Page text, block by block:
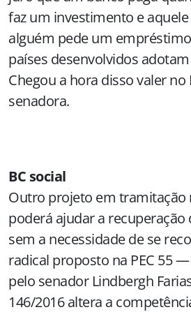
faz um investimento e
alguém pede um
países desenvolvidos
Chegou a hora disso valer no
senadora.
BC social
Outro projeto em tramitação
poderá ajudar a
sem a necessidade de se
radical proposto na PEC 55
pelo senador Lindbergh Farias
146/2016 altera a